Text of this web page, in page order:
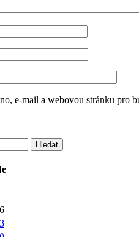
e-mail a webovou stránku pro